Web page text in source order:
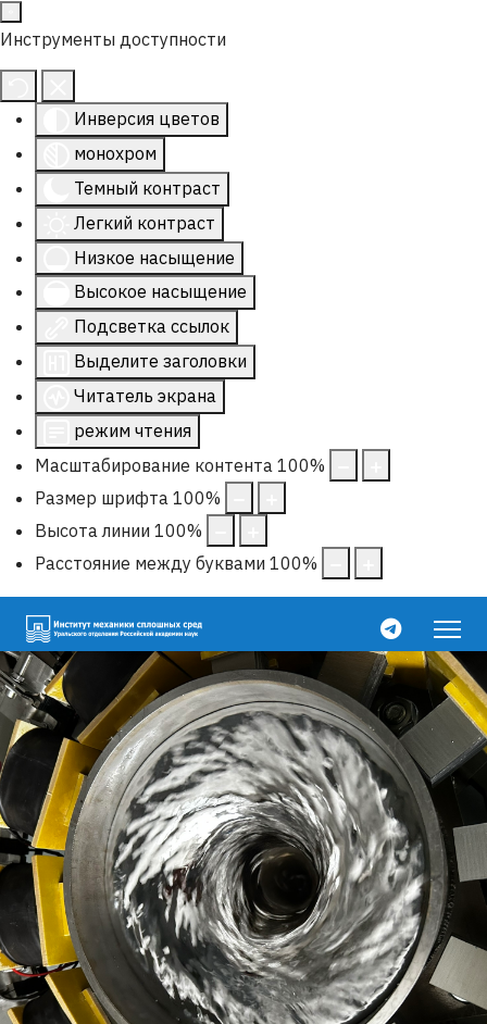
Инструменты доступности
Инверсия цветов
монохром
Темный контраст
Легкий контраст
Низкое насыщение
Высокое насыщение
Подсветка ссылок
Выделите заголовки
Читатель экрана
режим чтения
Масштабирование контента 100%
Размер шрифта 100%
Высота линии 100%
Расстояние между буквами 100%